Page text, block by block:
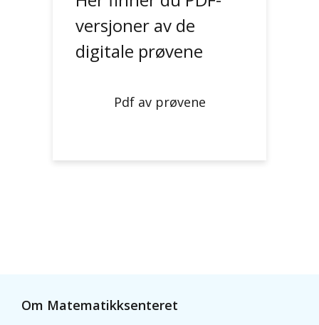
versjoner av de
digitale prøvene
Pdf av prøvene
Om Matematikksenteret